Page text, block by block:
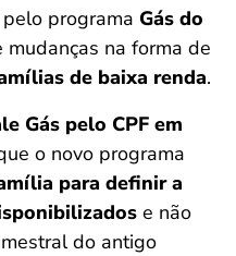
programa Gás do
na forma de
de baixa renda.
Gás pelo CPF em
o novo programa
para definir a
e não
do antigo